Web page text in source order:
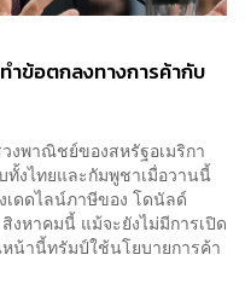
ข้อตกลงทางการค้ากับ
งพาณิชย์ของสหรัฐอเมริกา
ทั้งไทยและกัมพูชาเมื่อวานนี้
เดดไลน์ภาษีของ โดนัลด์
หาคมนี้ แม้จะยังไม่มีการเปิด
น้านี้ทรัมป์ใช้นโยบายการค้า